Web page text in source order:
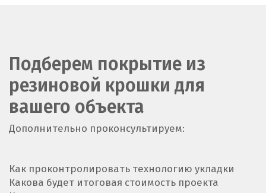
Подберем покрытие из
резиновой крошки для
вашего объекта
Дополнительно проконсультируем:
Как проконтролировать технологию укладки
Какова будет итоговая стоимость проекта